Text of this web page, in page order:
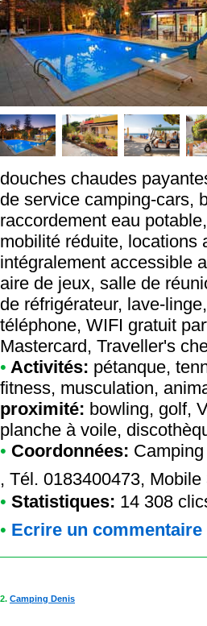
douches chaudes
de service camping-cars,
raccordement eau
mobilité réduite, locations
intégralement accessible
aire de jeux, salle de
de réfrigérateur, lave-
téléphone, WIFI gratuit
Mastercard, Traveller's
• Activités: pétanque,
fitness, musculation,
proximité: bowling, golf,
planche à voile,
• Coordonnées:
, Tél. 0183400473,
• Statistiques: 14 308
• Ecrire un commentaire
2. Camping Denis